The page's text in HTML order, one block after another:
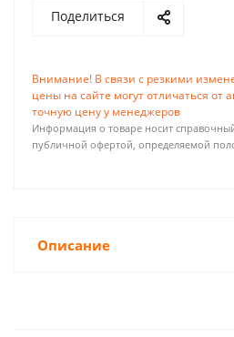
Поделиться
Внимание! В связи с резкими
цены на сайте могут отличаться от
точную цену у менеджеров
Информация о товаре носит
публичной офертой, определяемой
Описание